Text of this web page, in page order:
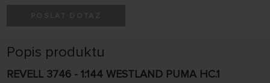
Popis produktu
REVELL 3746 - 1:144 WESTLAND PUMA HC.1